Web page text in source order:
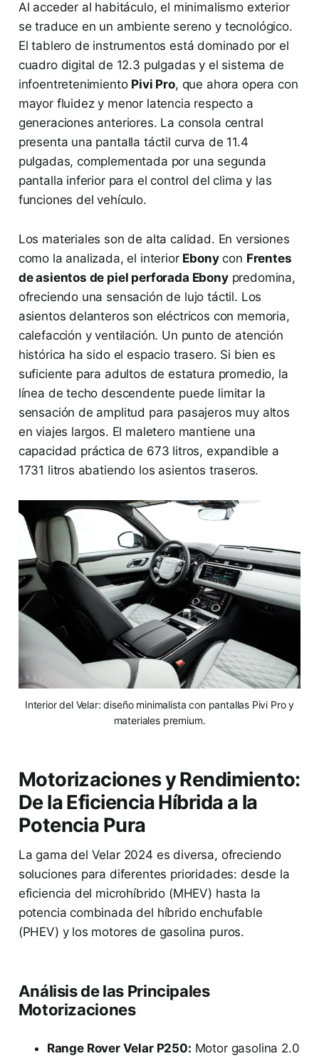
Al acceder al habitáculo, el minimalismo exterior
se traduce en un ambiente sereno y tecnológico.
El tablero de instrumentos está dominado por el
cuadro digital de 12.3 pulgadas y el sistema de
infoentretenimiento Pivi Pro, que ahora opera con
mayor fluidez y menor latencia respecto a
generaciones anteriores. La consola central
presenta una pantalla táctil curva de 11.4
pulgadas, complementada por una segunda
pantalla inferior para el control del clima y las
funciones del vehículo.
Los materiales son de alta calidad. En versiones
como la analizada, el interior Ebonycon Frentes
de asientos de piel perforada Ebonypredomina,
ofreciendo una sensación de lujo táctil. Los
asientos delanteros son eléctricos con memoria,
calefacción y ventilación. Un punto de atención
histórica ha sido el espacio trasero. Si bien es
suficiente para adultos de estatura promedio, la
línea de techo descendente puede limitar la
sensación de amplitud para pasajeros muy altos
en viajes largos. El maletero mantiene una
capacidad práctica de 673 litros, expandible a
1731 litros abatiendo los asientos traseros.
Interior del Velar: diseño minimalista con pantallas Pivi Pro y
materiales premium.
Motorizaciones y Rendimiento:
De la Eficiencia Híbrida a la
Potencia Pura
La gama del Velar 2024 es diversa, ofreciendo
soluciones para diferentes prioridades: desde la
eficiencia del microhíbrido (MHEV) hasta la
potencia combinada del híbrido enchufable
(PHEV) y los motores de gasolina puros.
Análisis de las Principales
Motorizaciones
Range Rover Velar P250: Motor gasolina 2.0